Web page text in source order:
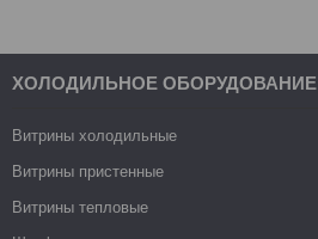
ХОЛОДИЛЬНОЕ ОБОРУДОВАНИЕ
Витрины холодильные
Витрины пристенные
Витрины тепловые